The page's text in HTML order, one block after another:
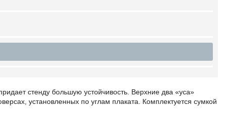
стенду большую устойчивость. Верхние два «уса»
установленных по углам плаката. Комплектуется сумкой